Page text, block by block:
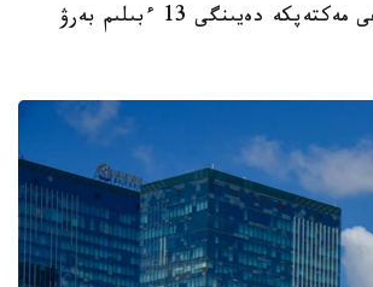
قىزىلوردا. KAZINFORM - بيىل قاڭتار ايىندا قىزىلوردا وبلىسىنداعى مەكتەپكە دەيىنگى 13 ءبىلىم بەرۋ